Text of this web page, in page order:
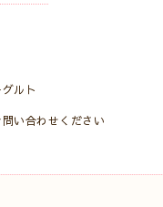
ルト
い合わせください